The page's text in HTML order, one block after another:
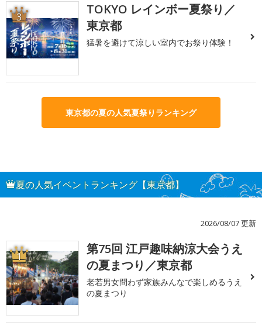
3
TOKYO レインボー夏祭り／
東京都
猛暑を避けて涼しい室内でお祭り体験！
東京都の夏の人気夏祭りランキング
夏の人気イベントランキング【東京都】
2026/08/07 更新
1
第75回 江戸趣味納涼大会うえ
の夏まつり／東京都
老若男女問わず家族みんなで楽しめるうえ
の夏まつり